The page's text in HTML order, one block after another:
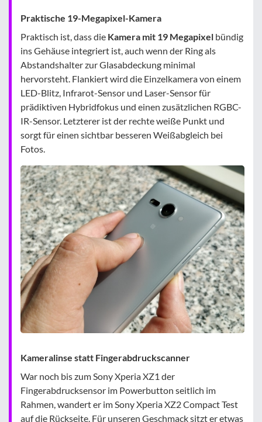
Praktische 19-Megapixel-Kamera
Praktisch ist, dass die Kamera mit 19 Megapixel bündig
ins Gehäuse integriert ist, auch wenn der Ring als
Abstandshalter zur Glasabdeckung minimal
hervorsteht. Flankiert wird die Einzelkamera von einem
LED-Blitz, Infrarot-Sensor und Laser-Sensor für
prädiktiven Hybridfokus und einen zusätzlichen RGBC-
IR-Sensor. Letzterer ist der rechte weiße Punkt und
sorgt für einen sichtbar besseren Weißabgleich bei
Fotos.
Kameralinse statt Fingerabdruckscanner
War noch bis zum Sony Xperia XZ1 der
Fingerabdrucksensor im Powerbutton seitlich im
Rahmen, wandert er im Sony Xperia XZ2 Compact Test
auf die Rückseite. Für unseren Geschmack sitzt er etwas